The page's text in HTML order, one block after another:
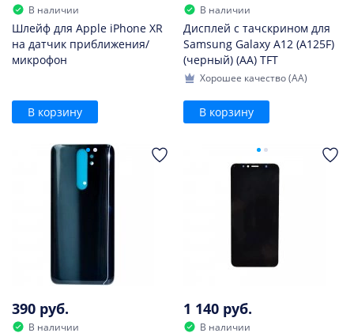
В наличии
Шлейф для Apple iPhone XR
на датчик приближения/
микрофон
В корзину
В наличии
Дисплей с тачскрином для
Samsung Galaxy A12 (A125F)
(черный) (AA) TFT
Хорошее качество (AA)
В корзину
390 руб.
В наличии
1 140 руб.
В наличии